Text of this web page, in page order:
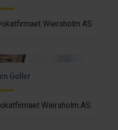
Wiersholm AS
Goller
Wiersholm AS